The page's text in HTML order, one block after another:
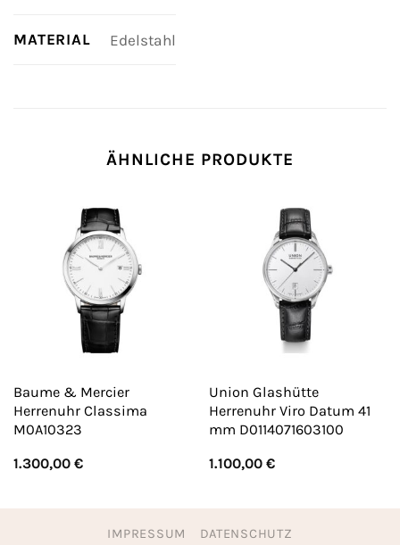
MATERIAL Edelstahl
ÄHNLICHE PRODUKTE
Baume & Mercier
Herrenuhr Classima
M0A10323
1.300,00 €
Union Glashütte
Herrenuhr Viro Datum 41
mm D0114071603100
1.100,00 €
IMPRESSUM DATENSCHUTZ